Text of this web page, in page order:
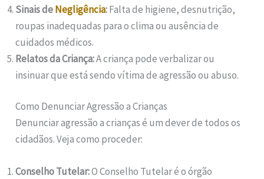
Sinais deNegligência:Falta de higiene, desnutrição,
roupas inadequadas para o clima ou ausência de
cuidados médicos.
Relatos da Criança:A criança pode verbalizar ou
insinuar que está sendo vítima de agressão ou abuso.
Como Denunciar Agressão a Crianças
Denunciar agressão a crianças é um dever de todos os
cidadãos. Veja como proceder:
Conselho Tutelar:O Conselho Tutelar é o órgão